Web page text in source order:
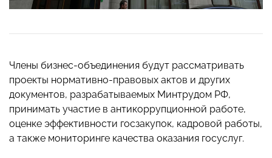
Члены бизнес-объединения будут рассматривать
проекты нормативно-правовых актов и других
документов, разрабатываемых Минтрудом РФ,
принимать участие в антикоррупционной работе,
оценке эффективности госзакупок, кадровой работы,
а также мониторинге качества оказания госуслуг.